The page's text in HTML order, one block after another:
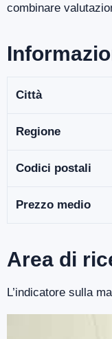
combinare
Città
Regione
Codici postali
Prezzo medio
Area di
L’indicatore sulla